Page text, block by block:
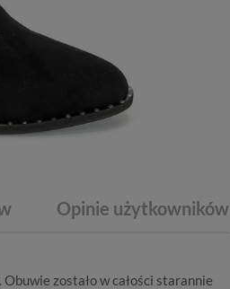
Opinie użytkowników
. Obuwie zostało w całości starannie